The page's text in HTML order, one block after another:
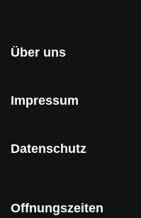
Über uns
Impressum
Datenschutz
Offnungszeiten